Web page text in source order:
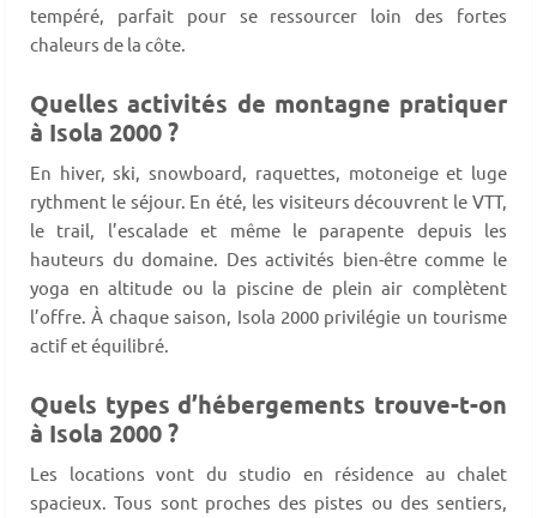
tempéré, parfait pour se ressourcer loin des fortes
chaleurs de la côte.
Quelles activités de montagne pratiquer
à Isola 2000 ?
En hiver, ski, snowboard, raquettes, motoneige et luge
rythment le séjour. En été, les visiteurs découvrent le VTT,
le trail, l’escalade et même le parapente depuis les
hauteurs du domaine. Des activités bien-être comme le
yoga en altitude ou la piscine de plein air complètent
l’offre. À chaque saison, Isola 2000 privilégie un tourisme
actif et équilibré.
Quels types d’hébergements trouve-t-on
à Isola 2000 ?
Les locations vont du studio en résidence au chalet
spacieux. Tous sont proches des pistes ou des sentiers,